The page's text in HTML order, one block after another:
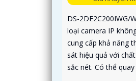
DS-2DE2C200IWG/
loại camera IP
cung cấp khả năng
sát hiệu quả với
sắc nét. Có thể